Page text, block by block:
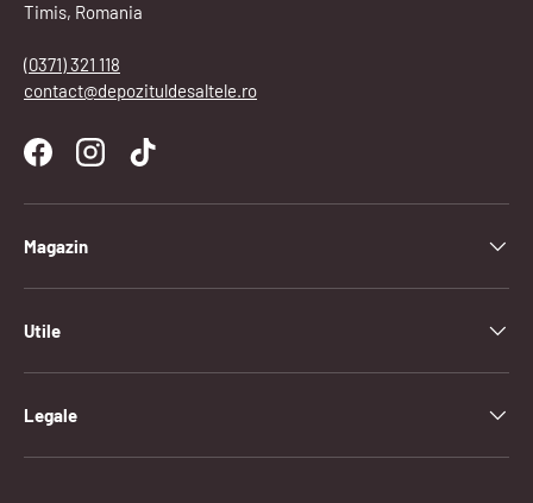
Timis, Romania
(0371) 321 118
contact@depozituldesaltele.ro
FacebookInstagramTikTok
Magazin
Utile
Legale